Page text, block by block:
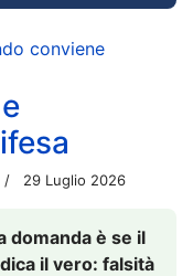
conviene
29 Luglio 2026
domanda è se il
il vero: falsità